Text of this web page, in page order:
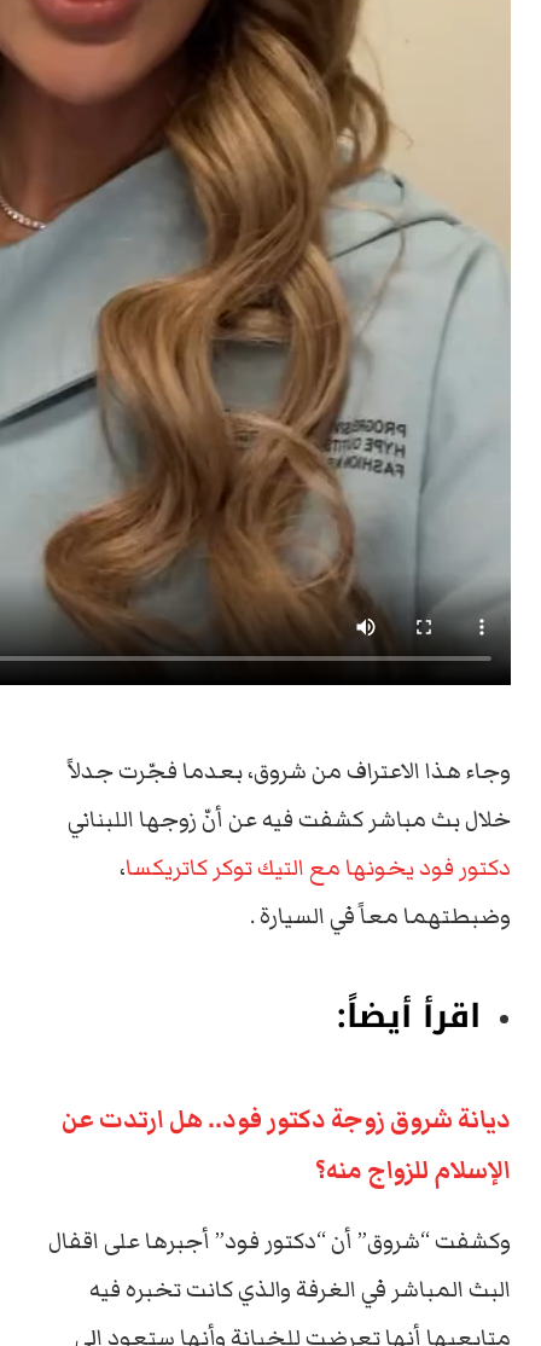
وجاء هذا الاعتراف من شروق، بعدما فجّرت جدلاً
خلال بث مباشر كشفت فيه عن أنّ زوجها اللبناني
دكتور فود يخونها مع التيك توكر كاتريكسا،
وضبطتهما معاً في السيارة .
اقرأ أيضاً:
ديانة شروق زوجة دكتور فود.. هل ارتدت عن
الإسلام للزواج منه؟
وكشفت “شروق” أن “دكتور فود” أجبرها على اقفال
البث المباشر في الغرفة والذي كانت تخبره فيه
متابعيها أنها تعرضت للخيانة وأنها ستعود الى